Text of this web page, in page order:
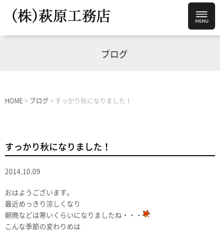
ブログ
HOME > ブログ > すっかり秋になりました！
すっかり秋になりました！
2014.10.09
おはようございます。
最近めっきり涼しくなり
朝晩などは寒いくらいになりましたね・・・
こんな季節の変わりめは